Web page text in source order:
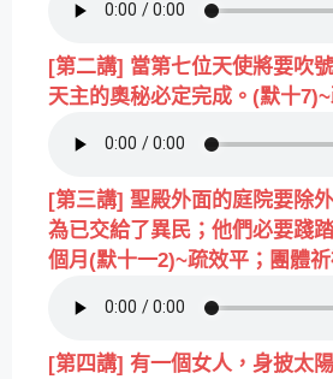
[第二講] 當第七位天使將要吹
天主的奧秘必定完成。(默十
[第三講] 聖殿外面的庭院要除
為已交給了異民；他們必要踐
個月(默十一2)~疏效平；團體
[第四講] 有一個女人，身披太